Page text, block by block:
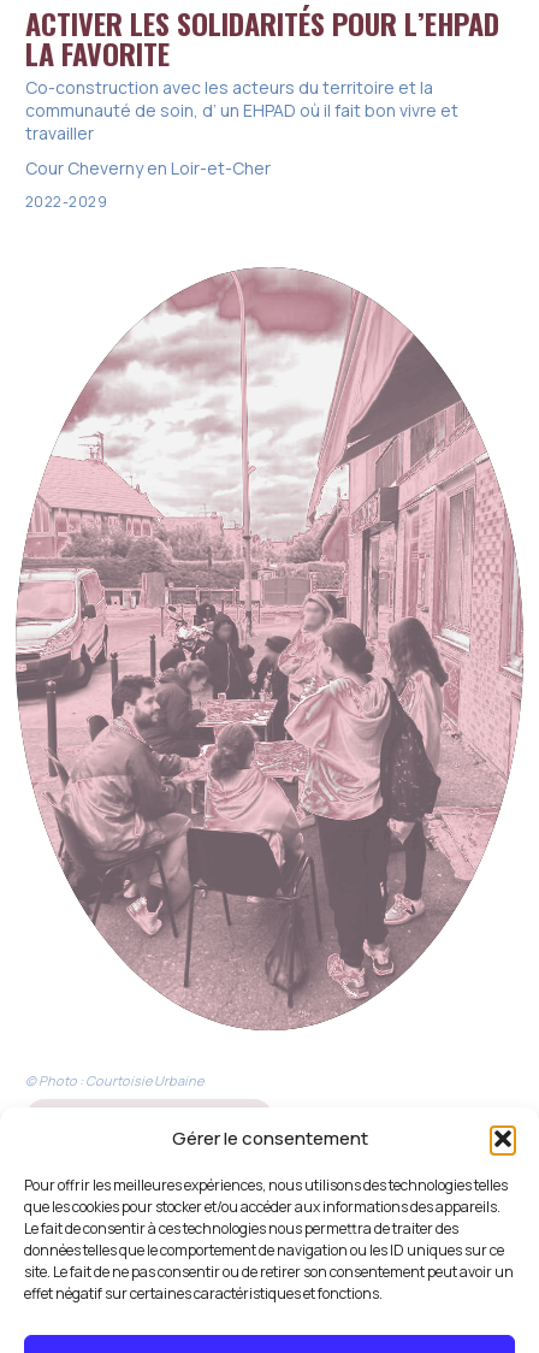
Gérer le consentement
Pour offrir les meilleures expériences, nous utilisons des technologies telles
que les cookies pour stocker et/ou accéder aux informations des appareils.
Le fait de consentir à ces technologies nous permettra de traiter des
données telles que le comportement de navigation ou les ID uniques sur ce
site. Le fait de ne pas consentir ou de retirer son consentement peut avoir un
effet négatif sur certaines caractéristiques et fonctions.
ACTIVER LES SOLIDARITÉS POUR L’EHPAD
LA FAVORITE
Co-construction avec les acteurs du territoire et la
communauté de soin, d’ un EHPAD où il fait bon vivre et
travailler
Cour Cheverny en Loir-et-Cher
2022-2029
© Photo : Courtoisie Urbaine
Mission de médiation et de co-construction pour rétablir le
lien entre opérateur et habitants en vue d’une
restructuration globale
Vitry-sur-Seine / Thiais (94)